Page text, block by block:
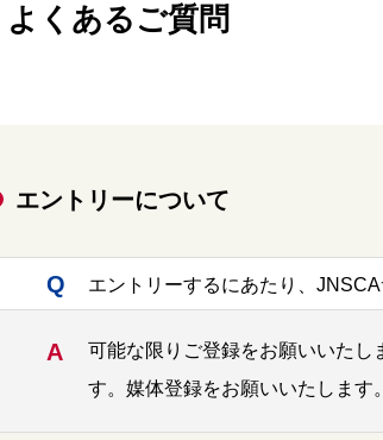
よくあるご質問
エントリーについて
エントリーするにあたり、
可能な限りご登録をお願いいたし
す。媒体登録をお願いいたします。